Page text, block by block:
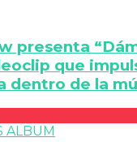
presenta
que
dentro de la